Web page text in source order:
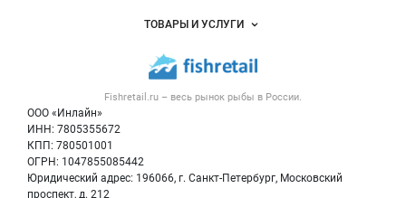
Fishretail.ru – весь рынок рыбы в России.
ООО «Инлайн»
ИНН: 7805355672
КПП: 780501001
ОГРН: 1047855085442
Юридический адрес: 196066, г. Санкт-Петербург, Московский
проспект, д. 212
Размещение рекламы
Публичная оферта
Контактная информация
Политика обработки персональных данных
Объявления
Новости рынка
Блог
ТОВАРЫ И УСЛУГИ
Рыба
Икра